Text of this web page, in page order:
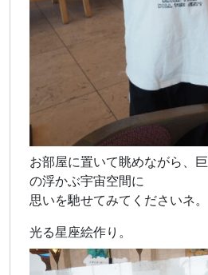
お部屋に置いて眺めながら、
の浮かぶ宇宙空間に
思いを馳せてみてくださいネ。
光る星座絵作り。